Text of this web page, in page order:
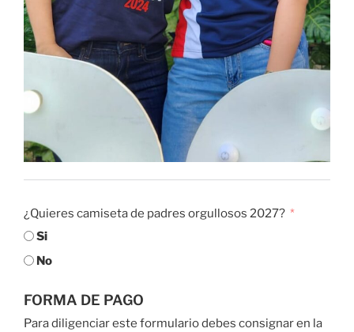
¿Quieres camiseta de padres orgullosos 2027?
Si
No
FORMA DE PAGO
Para diligenciar este formulario debes consignar en la